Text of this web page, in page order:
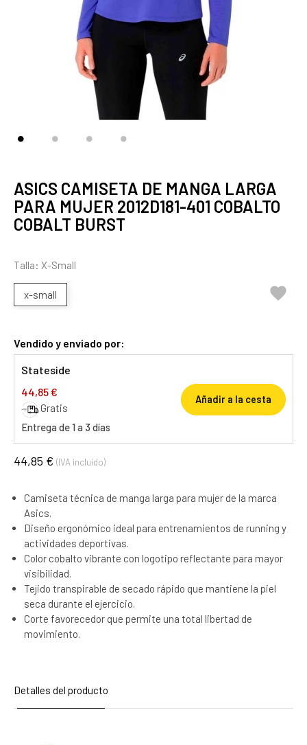
ASICS CAMISETA DE MANGA LARGA
PARA MUJER 2012D181-401 COBALTO
COBALT BURST
Talla: X-Small
x-small 
Vendido y enviado por:
Stateside
44,85 €
Gratis
Entrega de 1 a 3 días
Añadir a la cesta
44,85 € (IVA incluido)
Camiseta técnica de manga larga para mujer de la marca
Asics.
Diseño ergonómico ideal para entrenamientos de running y
actividades deportivas.
Color cobalto vibrante con logotipo reflectante para mayor
visibilidad.
Tejido transpirable de secado rápido que mantiene la piel
seca durante el ejercicio.
Corte favorecedor que permite una total libertad de
movimiento.
Detalles del producto